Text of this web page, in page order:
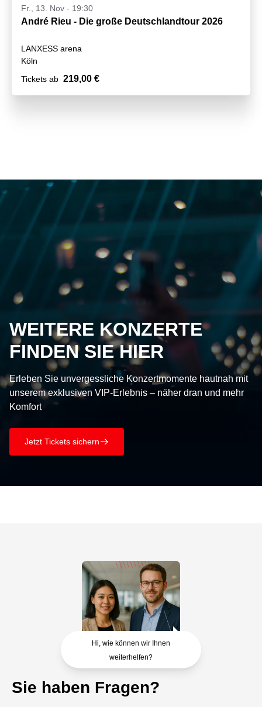
Fr., 13. Nov - 19:30
André Rieu - Die große Deutschlandtour 2026
LANXESS arena
Köln
Tickets ab 219,00 €
WEITERE KONZERTE
FINDEN SIE HIER
Erleben Sie unvergessliche Konzertmomente hautnah mit
unserem exklusiven VIP-Erlebnis – näher dran und mehr
Komfort
Jetzt Tickets sichern􀄫
Hi, wie können wir Ihnen
weiterhelfen?
Sie haben Fragen?